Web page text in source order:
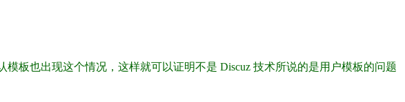
板也出现这个情况，这样就可以证明不是 Discuz 技术所说的是用户模板的问题